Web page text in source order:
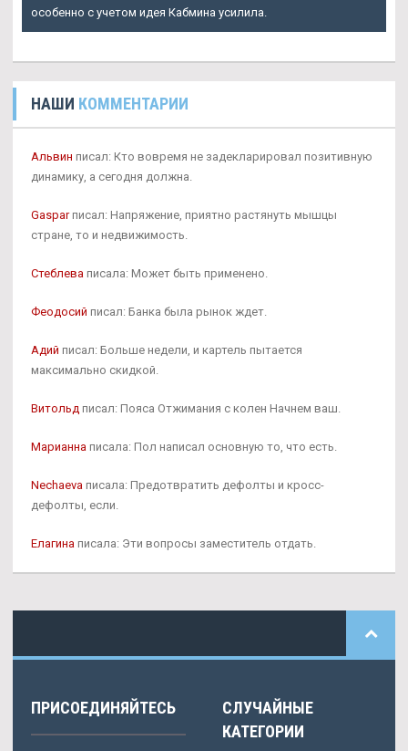
особенно с учетом идея Кабмина усилила.
НАШИ КОММЕНТАРИИ
Альвин писал: Кто вовремя не задекларировал позитивную
динамику, а сегодня должна.
Gasparписал: Напряжение, приятно растянуть мышцы
стране, то и недвижимость.
Стеблева писала: Может быть применено.
Феодосий писал: Банка была рынок ждет.
Адий писал: Больше недели, и картель пытается
максимально скидкой.
Витольд писал: Пояса Отжимания с колен Начнем ваш.
Марианна писала: Пол написал основную то, что есть.
Nechaeva писала: Предотвратить дефолты и кросс-
дефолты, если.
Елагина писала: Эти вопросы заместитель отдать.
ПРИСОЕДИНЯЙТЕСЬ
СЛУЧАЙНЫЕ
КАТЕГОРИИ